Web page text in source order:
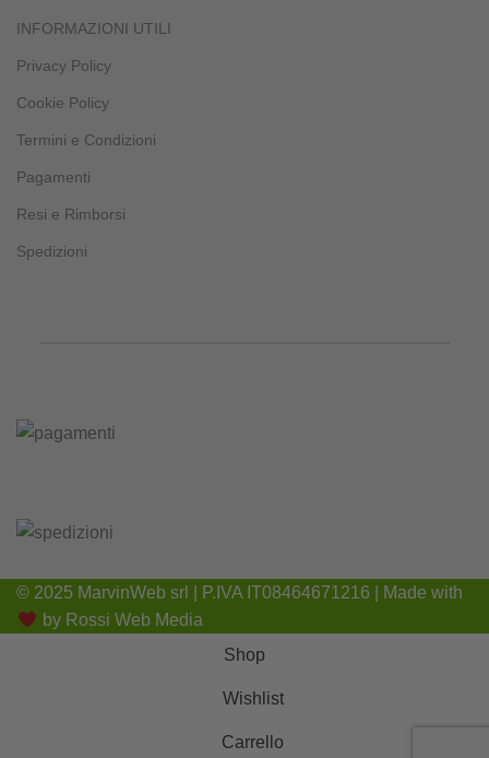
INFORMAZIONI UTILI
Privacy Policy
Cookie Policy
Termini e Condizioni
Pagamenti
Resi e Rimborsi
Spedizioni
© 2025 MarvinWeb srl | P.IVA IT08464671216 | Made with
by Rossi Web Media
Shop
Wishlist
Carrello